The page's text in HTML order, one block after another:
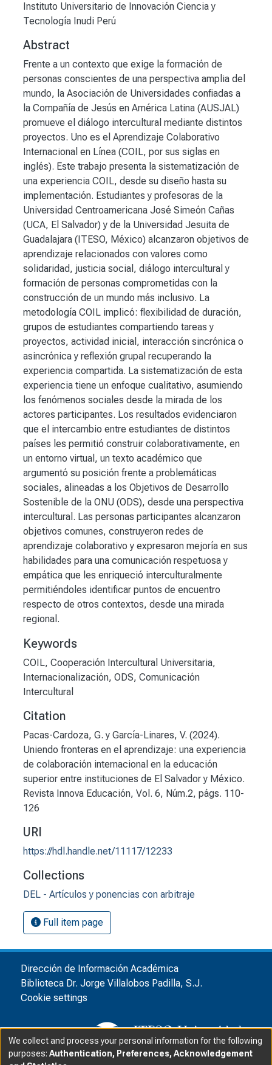
Instituto Universitario de Innovación Ciencia y
Tecnología Inudi Perú
Abstract
Frente a un contexto que exige la formación de
personas conscientes de una perspectiva amplia del
mundo, la Asociación de Universidades confiadas a
la Compañía de Jesús en América Latina (AUSJAL)
promueve el diálogo intercultural mediante distintos
proyectos. Uno es el Aprendizaje Colaborativo
Internacional en Línea (COIL, por sus siglas en
inglés). Este trabajo presenta la sistematización de
una experiencia COIL, desde su diseño hasta su
implementación. Estudiantes y profesoras de la
Universidad Centroamericana José Simeón Cañas
(UCA, El Salvador) y de la Universidad Jesuita de
Guadalajara (ITESO, México) alcanzaron objetivos de
aprendizaje relacionados con valores como
solidaridad, justicia social, diálogo intercultural y
formación de personas comprometidas con la
construcción de un mundo más inclusivo. La
metodología COIL implicó: flexibilidad de duración,
grupos de estudiantes compartiendo tareas y
proyectos, actividad inicial, interacción sincrónica o
asincrónica y reflexión grupal recuperando la
experiencia compartida. La sistematización de esta
experiencia tiene un enfoque cualitativo, asumiendo
los fenómenos sociales desde la mirada de los
actores participantes. Los resultados evidenciaron
que el intercambio entre estudiantes de distintos
países les permitió construir colaborativamente, en
un entorno virtual, un texto académico que
argumentó su posición frente a problemáticas
sociales, alineadas a los Objetivos de Desarrollo
Sostenible de la ONU (ODS), desde una perspectiva
intercultural. Las personas participantes alcanzaron
objetivos comunes, construyeron redes de
aprendizaje colaborativo y expresaron mejoría en sus
habilidades para una comunicación respetuosa y
empática que les enriqueció interculturalmente
permitiéndoles identificar puntos de encuentro
respecto de otros contextos, desde una mirada
regional.
Keywords
COIL, Cooperación Intercultural Universitaria,
Internacionalización, ODS, Comunicación
Intercultural
Citation
Pacas-Cardoza, G. y García-Linares, V. (2024).
Uniendo fronteras en el aprendizaje: una experiencia
de colaboración internacional en la educación
superior entre instituciones de El Salvador y México.
Revista Innova Educación, Vol. 6, Núm.2, págs. 110-
126
URI
https://hdl.handle.net/11117/12233
Collections
DEL - Artículos y ponencias con arbitraje
Full item page
Dirección de Información Académica
Biblioteca Dr. Jorge Villalobos Padilla, S.J.
Cookie settings
We collect and process your personal information for the following
purposes: Authentication, Preferences, Acknowledgement